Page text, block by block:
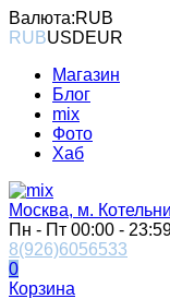
Валюта:RUB
RUBUSDEUR
Магазин
Блог
mix
Фото
Хаб
Москва, м.
Пн - Пт 00:00 -
8(926)6056533
0
Корзина